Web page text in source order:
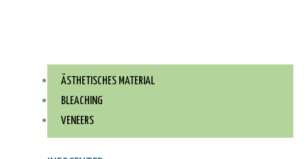
ÄSTHETISCHES MATERIAL
BLEACHING
VENEERS